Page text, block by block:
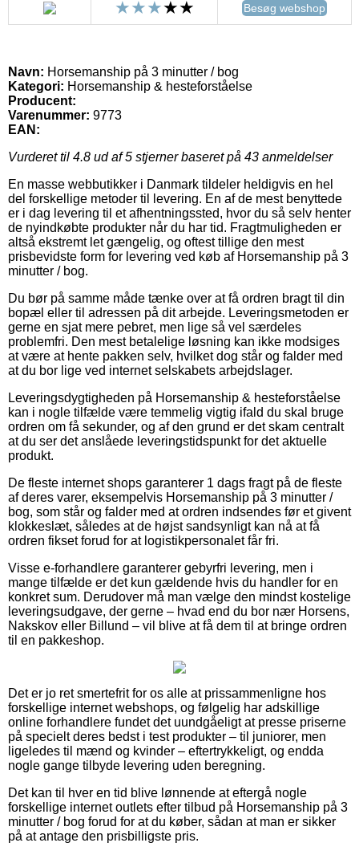
Besøg webshop
Navn: Horsemanship på 3 minutter / bog
Kategori: Horsemanship & hesteforståelse
Producent:
Varenummer: 9773
EAN:
Vurderet til 4.8 ud af 5 stjerner baseret på 43 anmeldelser
En masse webbutikker i Danmark tildeler heldigvis en hel
del forskellige metoder til levering. En af de mest benyttede
er i dag levering til et afhentningssted, hvor du så selv henter
de nyindkøbte produkter når du har tid. Fragtmuligheden er
altså ekstremt let gængelig, og oftest tillige den mest
prisbevidste form for levering ved køb af Horsemanship på 3
minutter / bog.
Du bør på samme måde tænke over at få ordren bragt til din
bopæl eller til adressen på dit arbejde. Leveringsmetoden er
gerne en sjat mere pebret, men lige så vel særdeles
problemfri. Den mest betalelige løsning kan ikke modsiges
at være at hente pakken selv, hvilket dog står og falder med
at du bor lige ved internet selskabets arbejdslager.
Leveringsdygtigheden på Horsemanship & hesteforståelse
kan i nogle tilfælde være temmelig vigtig ifald du skal bruge
ordren om få sekunder, og af den grund er det skam centralt
at du ser det anslåede leveringstidspunkt for det aktuelle
produkt.
De fleste internet shops garanterer 1 dags fragt på de fleste
af deres varer, eksempelvis Horsemanship på 3 minutter /
bog, som står og falder med at ordren indsendes før et givent
klokkeslæt, således at de højst sandsynligt kan nå at få
ordren fikset forud for at logistikpersonalet får fri.
Visse e-forhandlere garanterer gebyrfri levering, men i
mange tilfælde er det kun gældende hvis du handler for en
konkret sum. Derudover må man vælge den mindst kostelige
leveringsudgave, der gerne – hvad end du bor nær Horsens,
Nakskov eller Billund – vil blive at få dem til at bringe ordren
til en pakkeshop.
Det er jo ret smertefrit for os alle at prissammenligne hos
forskellige internet webshops, og følgelig har adskillige
online forhandlere fundet det uundgåeligt at presse priserne
på specielt deres bedst i test produkter – til juniorer, men
ligeledes til mænd og kvinder – eftertrykkeligt, og endda
nogle gange tilbyde levering uden beregning.
Det kan til hver en tid blive lønnende at eftergå nogle
forskellige internet outlets efter tilbud på Horsemanship på 3
minutter / bog forud for at du køber, sådan at man er sikker
på at antage den prisbilligste pris.